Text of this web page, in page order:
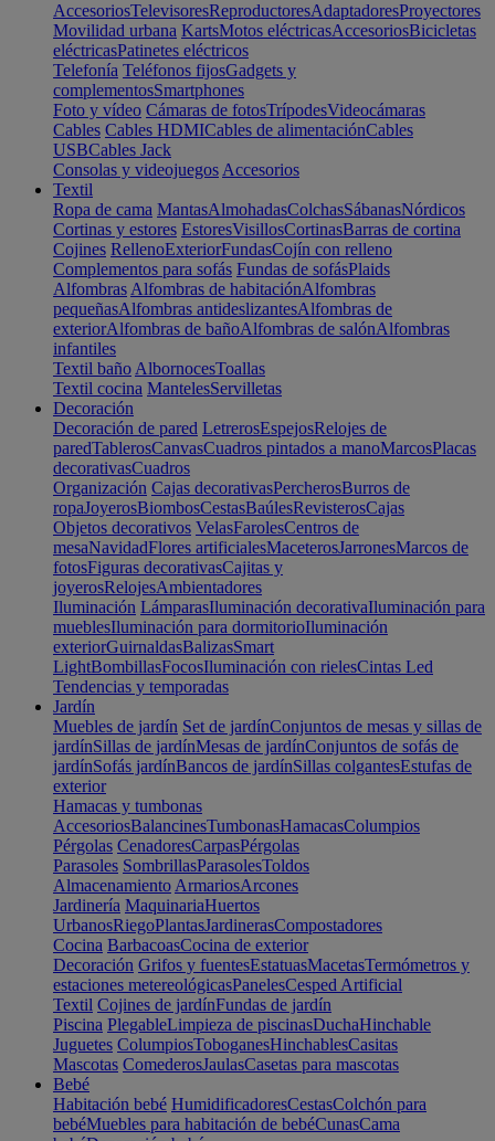
AccesoriosTelevisoresReproductoresAdaptadoresProyectores
Movilidad urbana KartsMotos eléctricasAccesoriosBicicletas
eléctricasPatinetes eléctricos
Telefonía Teléfonos fijosGadgets y
complementosSmartphones
Foto y vídeo Cámaras de fotosTrípodesVideocámaras
Cables Cables HDMICables de alimentaciónCables
USBCables Jack
Consolas y videojuegos Accesorios
Textil
Ropa de cama MantasAlmohadasColchasSábanasNórdicos
Cortinas y estores EstoresVisillosCortinasBarras de cortina
Cojines RellenoExteriorFundasCojín con relleno
Complementos para sofás Fundas de sofásPlaids
Alfombras Alfombras de habitaciónAlfombras
pequeñasAlfombras antideslizantesAlfombras de
exteriorAlfombras de bañoAlfombras de salónAlfombras
infantiles
Textil baño AlbornocesToallas
Textil cocina MantelesServilletas
Decoración
Decoración de pared LetrerosEspejosRelojes de
paredTablerosCanvasCuadros pintados a manoMarcosPlacas
decorativasCuadros
Organización Cajas decorativasPercherosBurros de
ropaJoyerosBiombosCestasBaúlesRevisterosCajas
Objetos decorativos VelasFarolesCentros de
mesaNavidadFlores artificialesMaceterosJarronesMarcos de
fotosFiguras decorativasCajitas y
joyerosRelojesAmbientadores
Iluminación LámparasIluminación decorativaIluminación para
mueblesIluminación para dormitorioIluminación
exteriorGuirnaldasBalizasSmart
LightBombillasFocosIluminación con rielesCintas Led
Tendencias y temporadas
Jardín
Muebles de jardín Set de jardínConjuntos de mesas y sillas de
jardínSillas de jardínMesas de jardínConjuntos de sofás de
jardínSofás jardínBancos de jardínSillas colgantesEstufas de
exterior
Hamacas y tumbonas
AccesoriosBalancinesTumbonasHamacasColumpios
Pérgolas CenadoresCarpasPérgolas
Parasoles SombrillasParasolesToldos
Almacenamiento ArmariosArcones
Jardinería MaquinariaHuertos
UrbanosRiegoPlantasJardinerasCompostadores
Cocina BarbacoasCocina de exterior
Decoración Grifos y fuentesEstatuasMacetasTermómetros y
estaciones metereológicasPanelesCesped Artificial
Textil Cojines de jardínFundas de jardín
Piscina PlegableLimpieza de piscinasDuchaHinchable
Juguetes ColumpiosToboganesHinchablesCasitas
Mascotas ComederosJaulasCasetas para mascotas
Bebé
Habitación bebé HumidificadoresCestasColchón para
bebéMuebles para habitación de bebéCunasCama